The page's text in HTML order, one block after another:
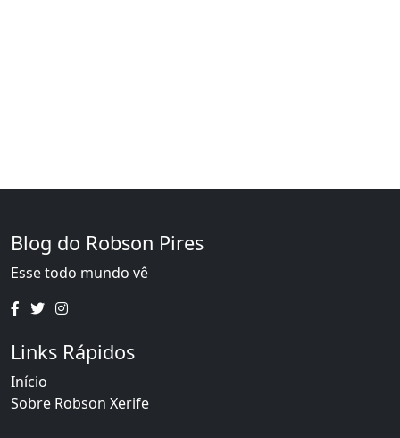
Blog do Robson Pires
Esse todo mundo vê
Links Rápidos
Início
Sobre Robson Xerife